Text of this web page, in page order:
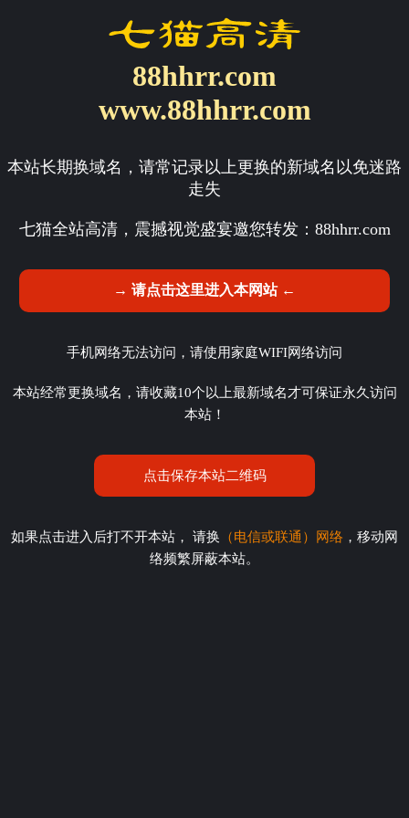
88hhrr.com
www.88hhrr.com
本站长期换域名，请常记录以上更换的新域名以免迷路
走失
七猫全站高清，震撼视觉盛宴邀您转发： 88hhrr.com
→ 请点击这里进入本网站 ←
手机网络无法访问，请使用家庭WIFI网络访问
本站经常更换域名，请收藏10个以上最新域名才可保证永久访问
本站！
点击保存本站二维码
如果点击进入后打不开本站， 请换 （电信或联通）网络 ，移动网
络频繁屏蔽本站。